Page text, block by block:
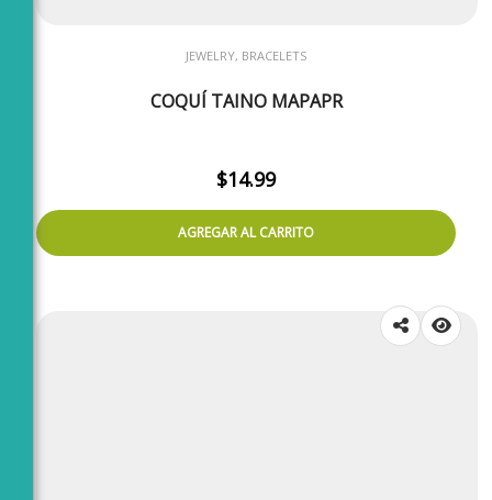
JEWELRY, BRACELETS
COQUÍ TAINO MAPAPR
$14.99
AGREGAR AL CARRITO